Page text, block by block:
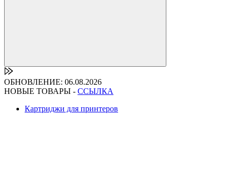
ОБНОВЛЕНИЕ: 06.08.2026
НОВЫЕ ТОВАРЫ - ССЫЛКА
Картриджи для принтеров